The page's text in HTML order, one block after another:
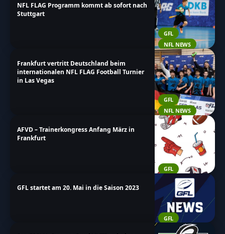
GFL
NFL NEWS
NFL FLAG Programm kommt ab sofort nach
Stuttgart
GFL
NFL NEWS
Frankfurt vertritt Deutschland beim
internationalen NFL FLAG Football Turnier
in Las Vegas
GFL
AFVD – Trainerkongress Anfang März in
Frankfurt
GFL
GFL startet am 20. Mai in die Saison 2023